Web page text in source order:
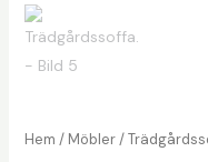
Hem / Möbler/